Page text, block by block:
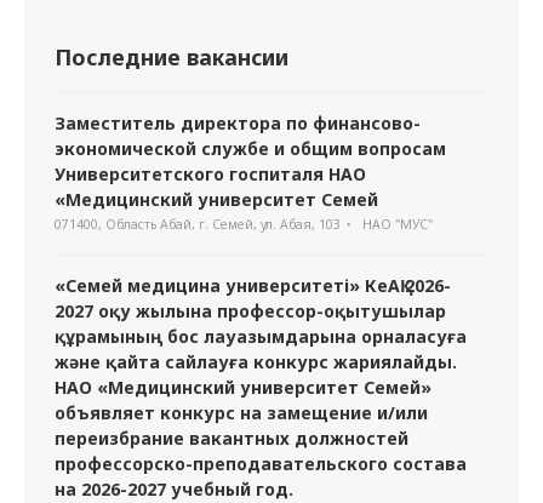
Последние вакансии
Заместитель директора по финансово-
экономической службе и общим вопросам
Университетского госпиталя НАО
«Медицинский университет Семей
071400, Область Абай, г. Семей, ул. Абая, 103 НАО "МУС"
«Семей медицина университеті» КеАҚ 2026-
2027 оқу жылына профессор-оқытушылар
құрамының бос лауазымдарына орналасуға
және қайта сайлауға конкурс жариялайды.
НАО «Медицинский университет Семей»
объявляет конкурс на замещение и/или
переизбрание вакантных должностей
профессорско-преподавательского состава
на 2026-2027 учебный год.